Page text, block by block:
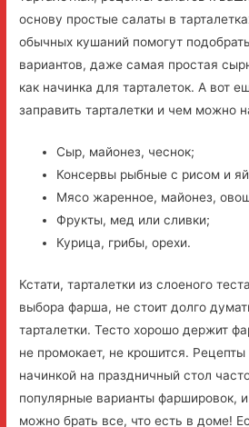
основу простые салаты в
обычных кушаний помогут
вариантов, даже самая простая
как начинка для тарталеток. А вот
заправить тарталетки и чем можно
Сыр, майонез, чеснок;
Консервы рыбные с рисом и
Мясо жаренное, майонез,
Фрукты, мед или сливки;
Курица, грибы, орехи.
Кстати, тарталетки из слоеного
выбора фарша, не стоит долго
тарталетки. Тесто хорошо держит
не промокает, не крошится. Рецепты
начинкой на праздничный стол
популярные варианты фаршировок,
можно брать все, что есть в доме!